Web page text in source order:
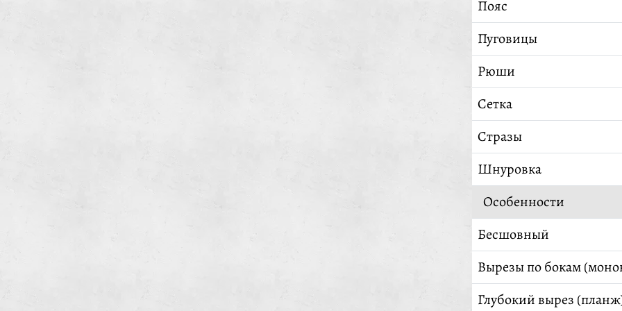
Пояс
Пуговицы
Рюши
Сетка
Стразы
Шнуровка
Особенности
Бесшовный
Вырезы по бокам
Глубокий вырез